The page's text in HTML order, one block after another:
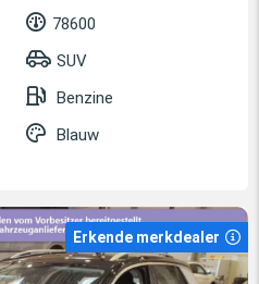
78600
SUV
Benzine
Blauw
Erkende merkdealer